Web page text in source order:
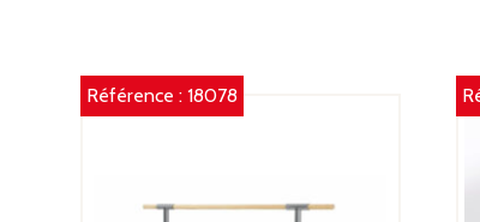
Référence :18078